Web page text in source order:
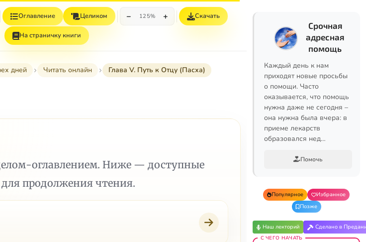
Оглавление Целиком − 125% + Скачать
На страничку книги
дней Читать онлайн Глава V. Путь к Отцу (Пасха)
оглавлением. Ниже — доступные
продолжения чтения.
Срочная
адресная
помощь
Каждый день к нам
приходят новые просьбы
о помощи. Часто
оказывается, что помощь
нужна даже не сегодня –
она нужна была вчера: в
приеме лекарств
образовался нед…
Помочь
Популярное
Избранное
Позже
Наш лекторий Сделано в
С ЧЕГО НАЧАТЬ